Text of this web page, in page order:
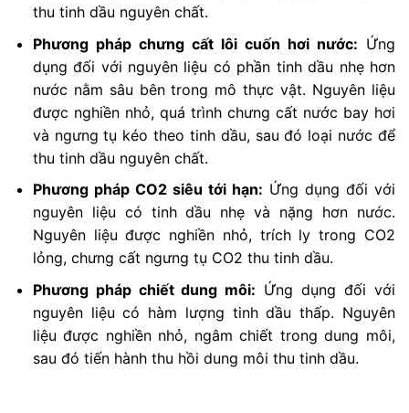
thu tinh dầu nguyên chất.
Phương pháp chưng cất lôi cuốn hơi nước: Ứng
dụng đối với nguyên liệu có phần tinh dầu nhẹ hơn
nước nằm sâu bên trong mô thực vật. Nguyên liệu
được nghiền nhỏ, quá trình chưng cất nước bay hơi
và ngưng tụ kéo theo tinh dầu, sau đó loại nước để
thu tinh dầu nguyên chất.
Phương pháp CO2 siêu tới hạn: Ứng dụng đối với
nguyên liệu có tinh dầu nhẹ và nặng hơn nước.
Nguyên liệu được nghiền nhỏ, trích ly trong CO2
lỏng, chưng cất ngưng tụ CO2 thu tinh dầu.
Phương pháp chiết dung môi: Ứng dụng đối với
nguyên liệu có hàm lượng tinh dầu thấp. Nguyên
liệu được nghiền nhỏ, ngâm chiết trong dung môi,
sau đó tiến hành thu hồi dung môi thu tinh dầu.